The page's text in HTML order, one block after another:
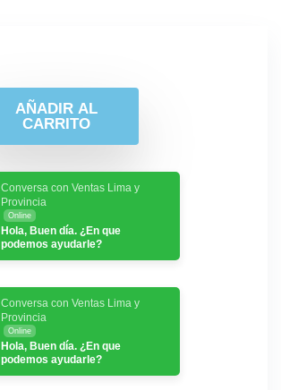
AÑADIR AL
CARRITO
Conversa con Ventas Lima y
Provincia
Online
Hola, Buen día. ¿En que
podemos ayudarle?
Conversa con Ventas Lima y
Provincia
Online
Hola, Buen día. ¿En que
podemos ayudarle?